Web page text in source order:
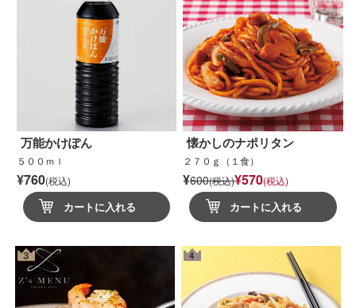
万能かけぽん
５００ｍｌ
¥760(税込)
カートに入れる
懐かしのナポリタン
２７０ｇ（１食）
¥600(税込)¥570(税込)
カートに入れる